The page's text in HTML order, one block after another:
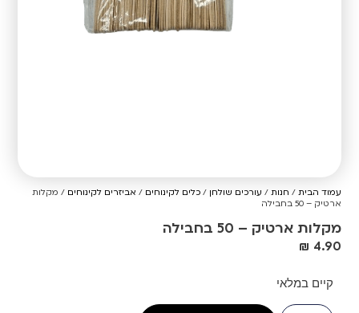
עמוד הבית / חנות / עורכים שולחן /כלים לקינוחים / אביזרים לקינוחים / מקלות
ארטיק – 50 בחבילה
מקלות ארטיק – 50 בחבילה
₪ 4.90
קיים במלאי